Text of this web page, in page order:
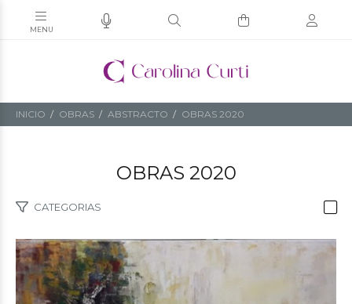
INICIO OBRAS ABSTRACTO OBRAS 2020
OBRAS 2020
CATEGORIAS